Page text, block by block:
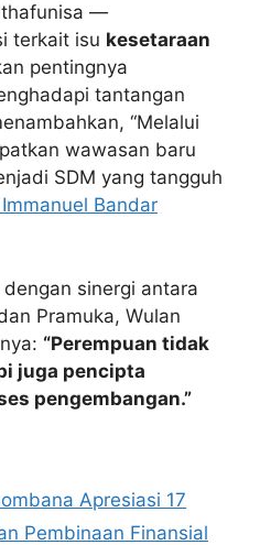
—
terkait isu kesetaraan
pentingnya
tantangan
“Melalui
wawasan baru
SDM yang tangguh
Bandar
sinergi antara
Pramuka, Wulan
“Perempuan tidak
juga pencipta
pengembangan.”
Apresiasi 17
Pembinaan Finansial